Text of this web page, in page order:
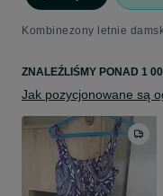
Kombinezony letnie
ZNALEŹLIŚMY PONAD 1
Jak pozycjonowane są